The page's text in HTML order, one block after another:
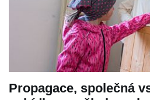
Propagace, společná